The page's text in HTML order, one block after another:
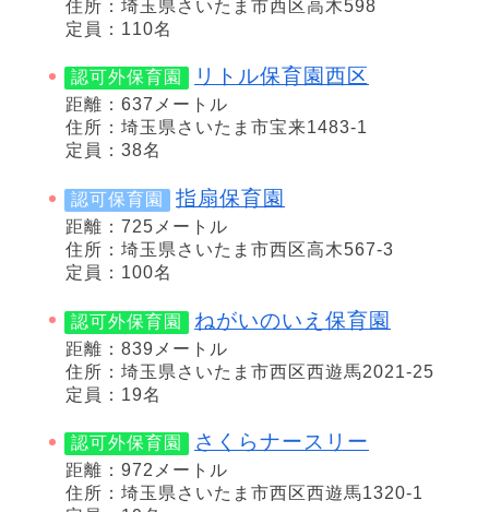
住所：埼玉県さいたま市西区高木598
定員：110名
認可外保育園 リトル保育園西区
距離：637メートル
住所：埼玉県さいたま市宝来1483-1
定員：38名
認可保育園 指扇保育園
距離：725メートル
住所：埼玉県さいたま市西区高木567-3
定員：100名
認可外保育園 ねがいのいえ保育園
距離：839メートル
住所：埼玉県さいたま市西区西遊馬2021-25
定員：19名
認可外保育園 さくらナースリー
距離：972メートル
住所：埼玉県さいたま市西区西遊馬1320-1